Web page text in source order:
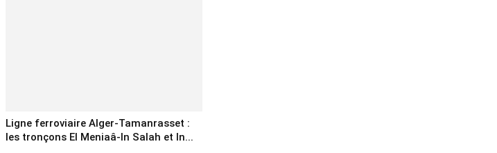
Ligne ferroviaire Alger-Tamanrasset :
les tronçons El Meniaâ-In Salah et In...